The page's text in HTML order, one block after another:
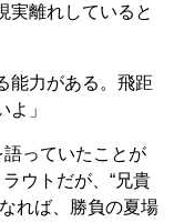
実離れしていると
能力がある。飛距
」
っていたことが
ウトだが、“兄貴
れば、勝負の夏場